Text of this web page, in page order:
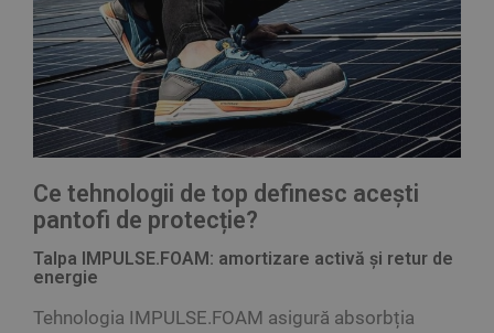
Ce tehnologii de top definesc acești
pantofi de protecție?
Talpa IMPULSE.FOAM: amortizare activă și retur de
energie
Tehnologia IMPULSE.FOAM asigură absorbția